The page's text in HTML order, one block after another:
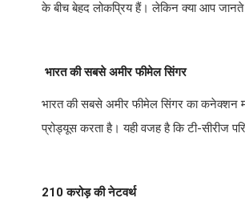
के बीच बेहद लोकप्रिय हैं। लेकिन क्या आप
भारत की सबसे अमीर फीमेल सिंगर
भारत की सबसे अमीर फीमेल सिंगर का कनेक्शन
प्रोड्यूस करता है। यही वजह है कि टी-सीरीज
210 करोड़ की नेटवर्थ